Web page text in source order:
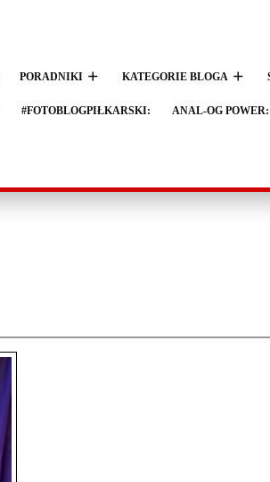
PORADNIKI KATEGORIE BLOGA
#FOTOBLOGPIŁKARSKI: ANAL-OG POWER: